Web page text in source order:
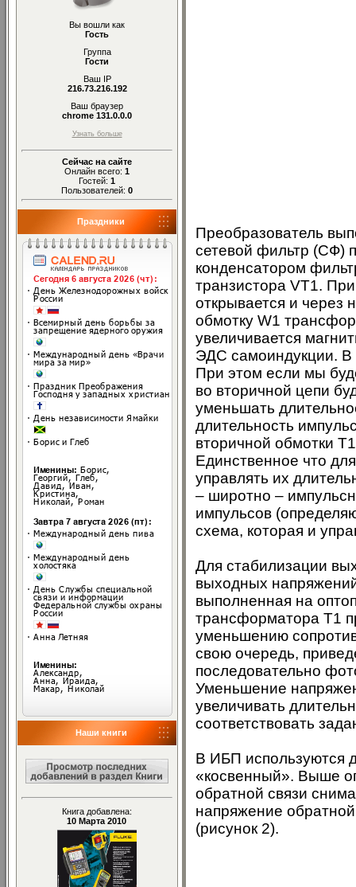
Вы вошли как
Гость
Группа
Гости
Ваш IP
216.73.216.192
Ваш браузер
chrome 131.0.0.0
Узнать больше
Сейчас на сайте
Онлайн всего: 1
Гостей: 1
Пользователей: 0
Праздники
Наши книги
Книга добавлена:
10 Марта 2010
Преобразователь
сетевой фильтр (СФ)
конденсатором
транзистора VT1.
открывается и через
обмотку W1
увеличивается
ЭДС самоиндукции. В
При этом если мы
во вторичной цепи
уменьшать
длительность
вторичной обмотки
Единственное что
управлять их
– широтно –
импульсов
схема, которая и
Для стабилизации
выходных
выполненная на
трансформатора Т1
уменьшению
свою очередь,
последовательно
Уменьшение
увеличивать
соответствовать
В ИБП используются
«косвенный». Выше
обратной связи
напряжение
(рисунок 2).